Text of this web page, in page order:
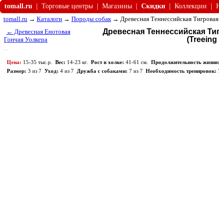
tomall.ru Торговые центры Магазины Скидки Коллекции
tomall.ru → Каталоги → Породы собак→ Древесная Теннессийская Тигровая
← Древесная Енотовая
Гончая Уолкера
Древесная Теннессийская
Цена: 15-35 тыс.р. Вес: 14-23 кг. Рост в холке: 41-61 см. Продолжительность жизни:
Размер: 3 из 7 Уход: 4 из 7 Дружба с собаками: 7 из 7 Необходимость тренировок: